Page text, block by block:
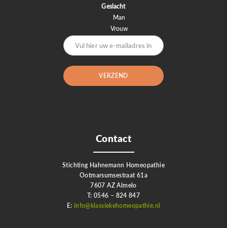
Contact
Stichting Hahnemann Homeopathie
Ootmarsumsestraat 61a
7607 AZ Almelo
T: 0546 – 824 847
E: info@klassiekehomeopathie.nl
Geslacht
Man
Vrouw